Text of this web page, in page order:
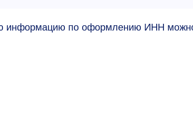
информацию по оформлению ИНН